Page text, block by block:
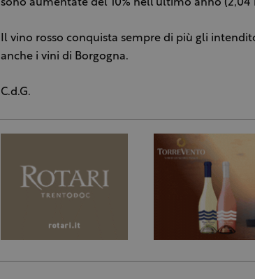
sono aumentate del 10% nell’ultimo anno
Il vino rosso conquista sempre di più gli
anche i vini di Borgogna.
C.d.G.